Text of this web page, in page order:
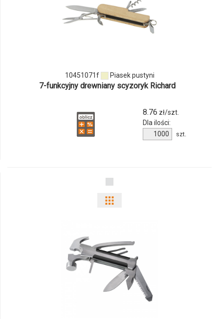
ilości
produktu
10451071f Piasek pustyni
7-funkcyjny drewniany scyzoryk Richard
8.76 zł/szt.
Dla ilości:
Ilość
produktu
szt.
i
ilości
produktu